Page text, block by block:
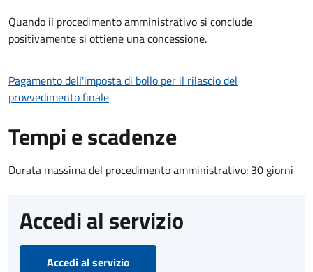
Quando il procedimento amministrativo si conclude
positivamente si ottiene una concessione.
Pagamento dell'imposta di bollo per il rilascio del
provvedimento finale
Tempi e scadenze
Durata massima del procedimento amministrativo: 30 giorni
Accedi al servizio
Accedi al servizio